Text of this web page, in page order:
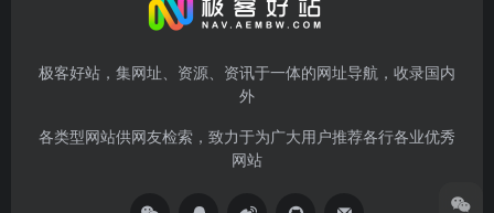
极客好站，集网址、资源、资讯于一体的网址导航，收录国内
外
各类型网站供网友检索，致力于为广大用户推荐各行各业优秀
网站